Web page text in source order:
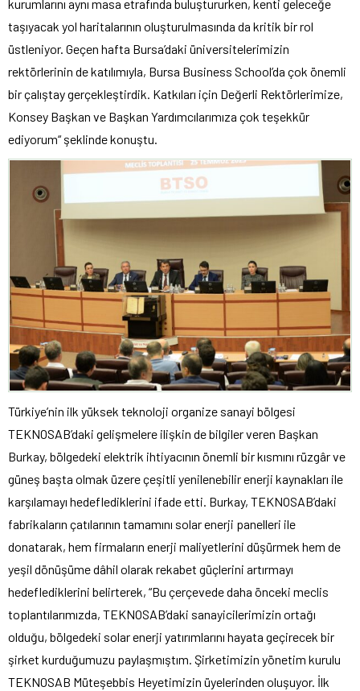
kurumlarını aynı masa etrafında buluştururken, kenti geleceğe
taşıyacak yol haritalarının oluşturulmasında da kritik bir rol
üstleniyor. Geçen hafta Bursa’daki üniversitelerimizin
rektörlerinin de katılımıyla, Bursa Business School’da çok önemli
bir çalıştay gerçekleştirdik. Katkıları için Değerli Rektörlerimize,
Konsey Başkan ve Başkan Yardımcılarımıza çok teşekkür
ediyorum“ şeklinde konuştu.
Türkiye’nin ilk yüksek teknoloji organize sanayi bölgesi
TEKNOSAB’daki gelişmelere ilişkin de bilgiler veren Başkan
Burkay, bölgedeki elektrik ihtiyacının önemli bir kısmını rüzgâr ve
güneş başta olmak üzere çeşitli yenilenebilir enerji kaynakları ile
karşılamayı hedeflediklerini ifade etti. Burkay, TEKNOSAB’daki
fabrikaların çatılarının tamamını solar enerji panelleri ile
donatarak, hem firmaların enerji maliyetlerini düşürmek hem de
yeşil dönüşüme dâhil olarak rekabet güçlerini artırmayı
hedeflediklerini belirterek, “Bu çerçevede daha önceki meclis
toplantılarımızda, TEKNOSAB’daki sanayicilerimizin ortağı
olduğu, bölgedeki solar enerji yatırımlarını hayata geçirecek bir
şirket kurduğumuzu paylaşmıştım. Şirketimizin yönetim kurulu
TEKNOSAB Müteşebbis Heyetimizin üyelerinden oluşuyor. İlk